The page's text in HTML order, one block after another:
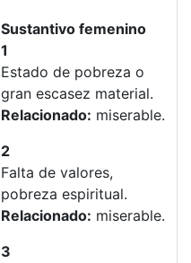
Sustantivo femenino
1
Estado de pobreza o
gran escasez material.
Relacionado: miserable.
2
Falta de valores,
pobreza espiritual.
Relacionado: miserable.
3